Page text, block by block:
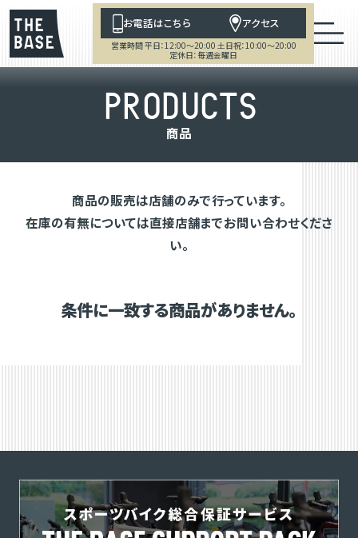
お電話はこちら アクセス
営業時間 平日：12:00～20:00 土日祝：10:00～20:00
定休日：毎週金曜日
PRODUCTS
商品
商品の販売は店舗のみで行っています。
在庫の有無については直接店舗までお問い合わせくださ
い。
条件に一致する商品がありません。